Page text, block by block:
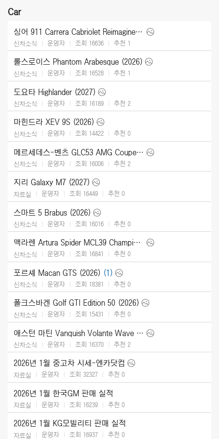
Car
싱어 911 Carrera Cabriolet Reimagined Type 964 (2026)
신차소식 운영자 조회 16636 추천 1
롤스로이스 Phantom Arabesque (2026)
신차소식 운영자 조회 16528 추천 1
도요타 Highlander (2027)
신차소식 운영자 조회 16189 추천 2
마힌드라 XEV 9S (2026)
신차소식 운영자 조회 14422 추천 0
메르세데스-벤츠 GLC53 AMG Coupe (2027)
신차소식 운영자 조회 16006 추천 2
지리 Galaxy M7 (2027)
자료실 운영자 조회 16449 추천 0
스마트 5 Brabus (2026)
신차소식 운영자 조회 16016 추천 0
맥라렌 Artura Spider MCL39 Championship Edition (2026)
신차소식 운영자 조회 16841 추천 0
포르셰 Macan GTS (2026) (1)
신차소식 운영자 조회 18381 추천 0
폴크스바겐 Golf GTI Edition 50 (2026)
신차소식 운영자 조회 15431 추천 0
애스턴 마틴 Vanquish Volante Wave Edition (2026)
신차소식 운영자 조회 16370 추천 2
2026년 1월 중고차 시세-엔카닷컴
자료실 운영자 조회 32327 추천 0
2026년 1월 한국GM 판매 실적
자료실 운영자 조회 16239 추천 0
2026년 1월 KG모빌리티 판매 실적
자료실 운영자 조회 16937 추천 0